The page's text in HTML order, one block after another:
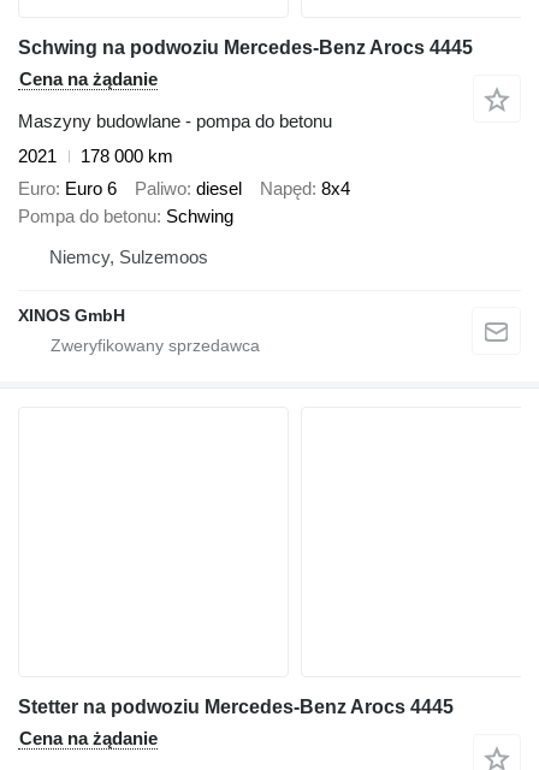
Schwing na podwoziu Mercedes-Benz Arocs 4445
Cena na żądanie
Maszyny budowlane - pompa do betonu
2021
178 000 km
Euro Euro 6 Paliwo diesel Napęd 8x4
Pompa do betonu Schwing
Niemcy, Sulzemoos
XINOS GmbH
Stetter na podwoziu Mercedes-Benz Arocs 4445
Cena na żądanie